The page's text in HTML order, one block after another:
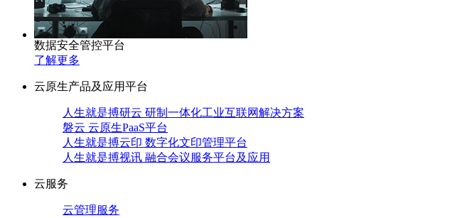
数据安全管控平台
了解更多
云原生产品及应用平台
人生就是搏研云 研制一体化工业互联网解决方案
磐云 云原生PaaS平台
人生就是搏云印 数字化文印管理平台
人生就是搏视讯 融合会议服务平台及应用
云服务
云管理服务